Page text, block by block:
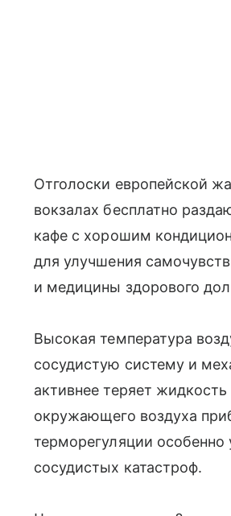
Отголоски европейской
вокзалах бесплатно
кафе с хорошим
для улучшения
и медицины здорового
Высокая температура
сосудистую систему и
активнее теряет
окружающего воздуха
терморегуляции
сосудистых катастроф.